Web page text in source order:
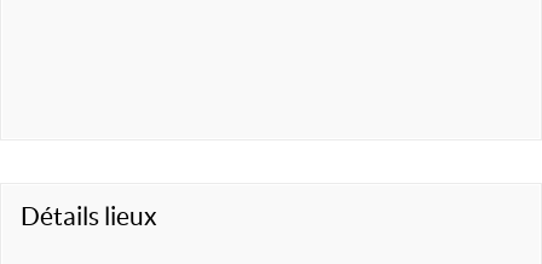
Détails lieux